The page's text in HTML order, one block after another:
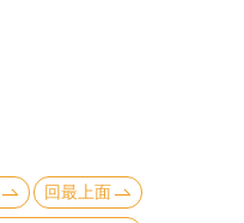
回最上面